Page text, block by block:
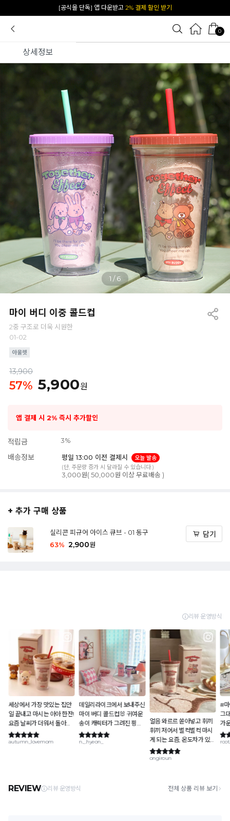
카카오 플친 추가하면1천원 즉시 할인 쿠폰
0
상세정보
1 /6
마이 버디 이중 콜드컵
2중 구조로 더욱 시원한
01-02
13,900
57% 5,900원
앱 결제 시 2% 즉시 추가할인
적립금 3%
배송정보 평일 13:00 이전 결제시
오늘 발송
(단, 주문량 증가 시 달라질 수 있습니다.)
3,000원( 50,000원 이상 무료배송 )
+ 추가 구매 상품
실리콘 피규어 아이스 큐브 - 01 동구
63% 2,900원
담기